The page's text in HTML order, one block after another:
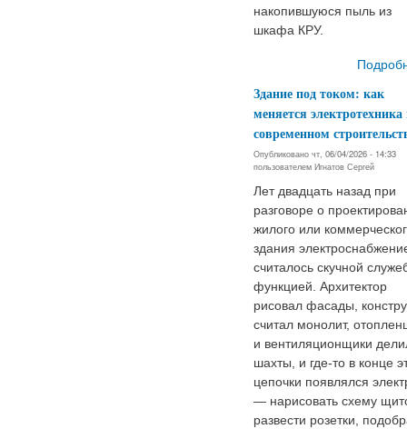
накопившуюся пыль из
шкафа КРУ.
Здание под током: как
меняется электротехника
современном
Опубликовано чт, 06/04/2026 - 14:33
пользователем Игнатов Сергей
Лет двадцать назад при
разговоре о
жилого или
здания
считалось скучной
функцией. Архитектор
рисовал фасады,
считал монолит,
и вентиляционщики
шахты, и где-то в конце
цепочки появлялся
— нарисовать схему
развести розетки,